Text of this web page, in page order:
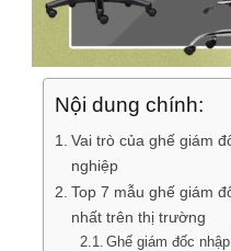
Nội dung chính:
Vai trò của ghế giám
nghiệp
Top 7 mẫu ghế giám
nhất trên thị trường
Ghế giám đốc